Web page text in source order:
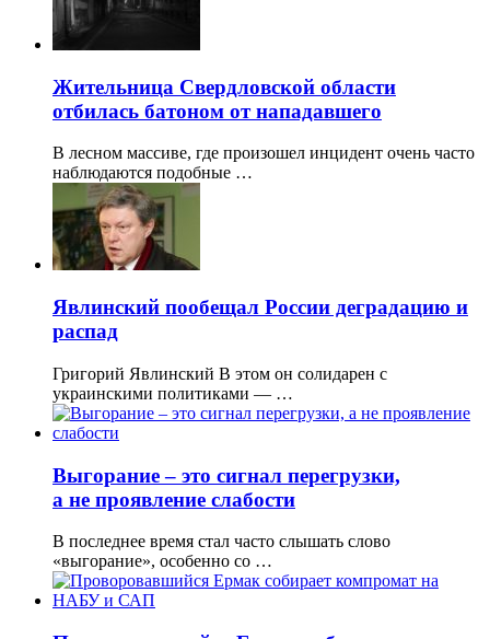
Жительница Свердловской области
отбилась батоном от нападавшего
В лесном массиве, где произошел инцидент очень часто
наблюдаются подобные …
Явлинский пообещал России деградацию и
распад
Григорий Явлинский В этом он солидарен с
украинскими политиками — …
Выгорание – это сигнал перегрузки,
а не проявление слабости
В последнее время стал часто слышать слово
«выгорание», особенно со …